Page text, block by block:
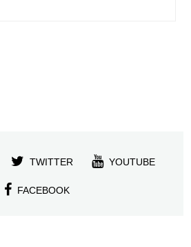
TWITTER YOUTUBE
FACEBOOK